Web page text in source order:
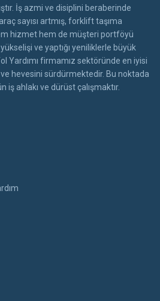
İş azmi ve disiplini beraberinde
sayısı artmış, forklift taşıma
hizmet hem de müşteri portföyü
ve yaptığı yeniliklerle büyük
Yardımı firmamız sektöründe en iyisi
ve hevesini sürdürmektedir. Bu noktada
iş ahlakı ve dürüst çalışmaktır.